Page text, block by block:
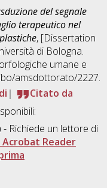
del segnale
terapeutico nel
, [Dissertation
di Bologna.
umane e
amsdottorato/2227.
Citato da
Richiede un lettore di
Reader